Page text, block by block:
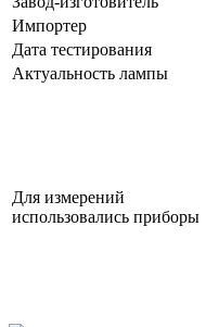
Импортер
Дата тестирования
Актуальность лампы
Для измерений
использовались приборы